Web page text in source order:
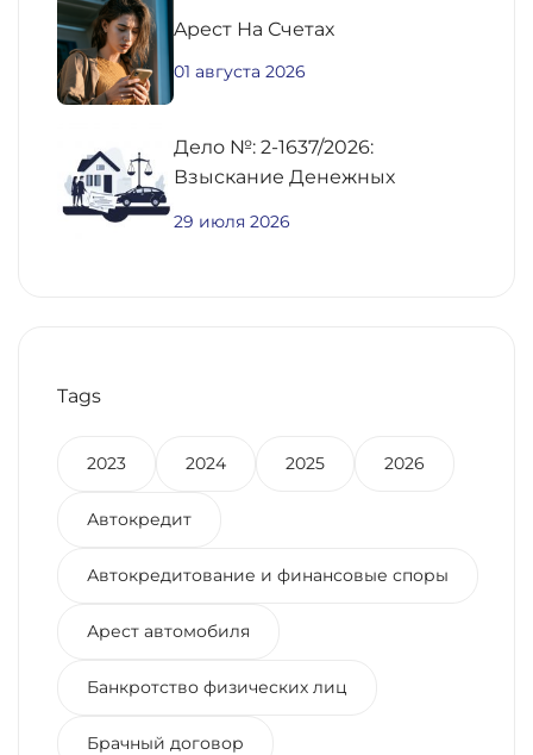
Aрест На Счетах
01 августа 2026
Дело №: 2-1637/2026:
Взыскание Денежных
29 июля 2026
Tags
2023 2024 2025 2026
Автокредит
Автокредитование и финансовые споры
Арест автомобиля
Банкротство физических лиц
Брачный договор